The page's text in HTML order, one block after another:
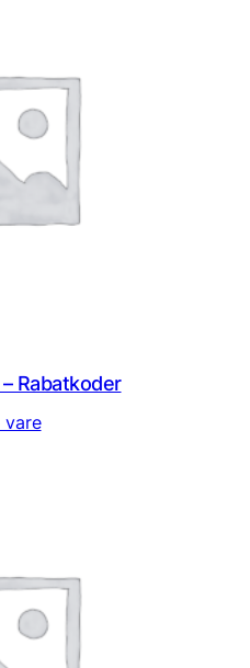
Rabatkoder
vare